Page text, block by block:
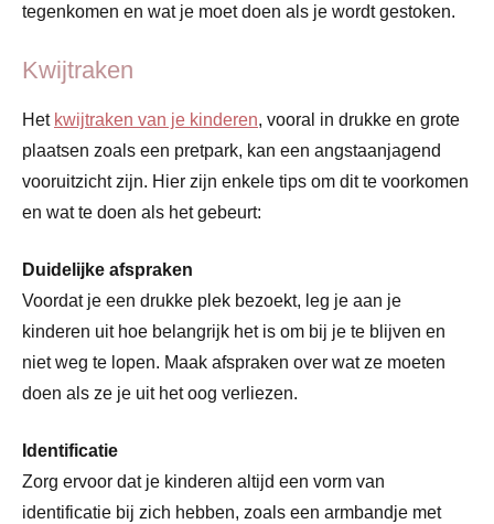
tegenkomen en wat je moet doen als je wordt gestoken.
Kwijtraken
Het kwijtraken van je kinderen, vooral in drukke en grote
plaatsen zoals een pretpark, kan een angstaanjagend
vooruitzicht zijn. Hier zijn enkele tips om dit te voorkomen
en wat te doen als het gebeurt:
Duidelijke afspraken
Voordat je een drukke plek bezoekt, leg je aan je
kinderen uit hoe belangrijk het is om bij je te blijven en
niet weg te lopen. Maak afspraken over wat ze moeten
doen als ze je uit het oog verliezen.
Identificatie
Zorg ervoor dat je kinderen altijd een vorm van
identificatie bij zich hebben, zoals een armbandje met